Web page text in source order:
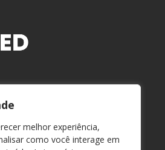
melhor experiência,
como você interage em